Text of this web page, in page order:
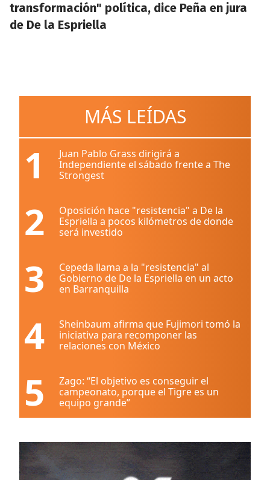
transformación" política, dice Peña en jura
de De la Espriella
MÁS LEÍDAS
1
Juan Pablo Grass dirigirá a
Independiente el sábado frente a The
Strongest
2
Oposición hace "resistencia" a De la
Espriella a pocos kilómetros de donde
será investido
3
Cepeda llama a la "resistencia" al
Gobierno de De la Espriella en un acto
en Barranquilla
4
Sheinbaum afirma que Fujimori tomó la
iniciativa para recomponer las
relaciones con México
5
Zago: “El objetivo es conseguir el
campeonato, porque el Tigre es un
equipo grande”